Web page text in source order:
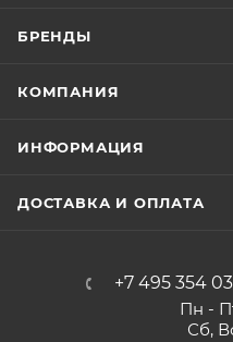
БРЕНДЫ
КОМПАНИЯ
ИНФОРМАЦИЯ
ДОСТАВКА И ОПЛАТА
+7 495 354
Пн -
Сб,